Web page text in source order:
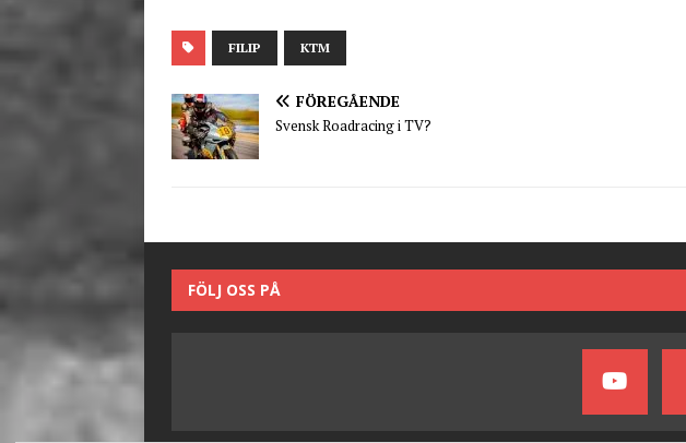
FILIP KTM
FÖREGÅENDE
Svensk Roadracing i TV?
FÖLJ OSS PÅ